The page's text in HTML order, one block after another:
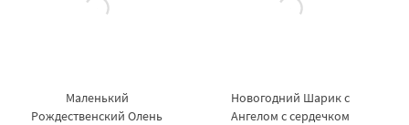
Маленький
Рождественский Олень
Новогодний Шарик с
Ангелом с сердечком